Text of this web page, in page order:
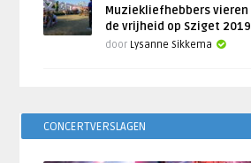
Muziekliefhebbers vieren
de vrijheid op Sziget 2019
door Lysanne Sikkema
CONCERTVERSLAGEN